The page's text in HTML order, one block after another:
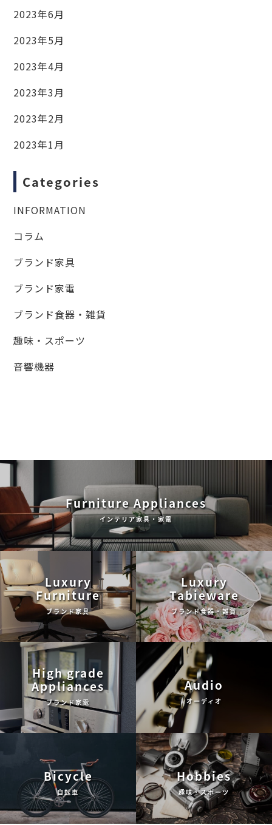
2023年6月
2023年5月
2023年4月
2023年3月
2023年2月
2023年1月
Categories
INFORMATION
コラム
ブランド家具
ブランド家電
ブランド食器・雑貨
趣味・スポーツ
音響機器
Furniture Appliances
インテリア家具・家電
Luxury
Furniture
ブランド家具
Luxury
Tabieware
ブランド食器・雑貨
High grade
Appliances
ブランド家電
Audio
オーディオ
Bicycle
自転車
Hobbies
趣味・スポーツ